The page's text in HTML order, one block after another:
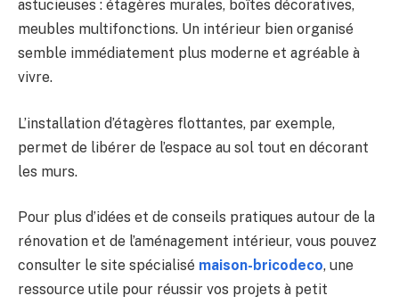
astucieuses : étagères murales, boîtes décoratives,
meubles multifonctions. Un intérieur bien organisé
semble immédiatement plus moderne et agréable à
vivre.
L’installation d’étagères flottantes, par exemple,
permet de libérer de l’espace au sol tout en décorant
les murs.
Pour plus d’idées et de conseils pratiques autour de la
rénovation et de l’aménagement intérieur, vous pouvez
consulter le site spécialisé maison-bricodeco, une
ressource utile pour réussir vos projets à petit